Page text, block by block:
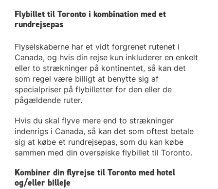
Flybillet til Toronto i kombination med et
rundrejsepas
Flyselskaberne har et vidt forgrenet rutenet i
Canada, og hvis din rejse kun inkluderer en enkelt
eller to strækninger på kontinentet, så kan det
som regel være billigt at benytte sig af
specialpriser på flybilletter for den eller de
pågældende ruter.
Hvis du skal flyve mere end to strækninger
indenrigs i Canada, så kan det som oftest betale
sig at købe et rundrejsepas, som du kan købe
sammen med din oversøiske flybillet til Toronto.
Kombiner din flyrejse til Toronto med hotel
og/eller billeje